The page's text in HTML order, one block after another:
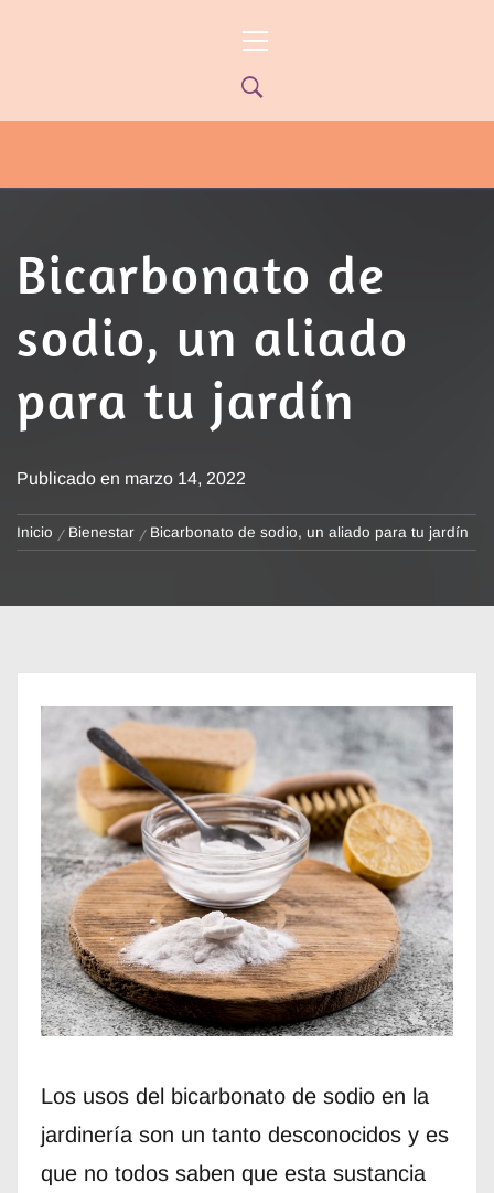
principal
ONCE PARANÁ YOUTUBE/PYPNEWS –
Bicarbonato de
sodio, un aliado
para tu jardín
Publicado en marzo 14, 2022
Inicio Bienestar Bicarbonato de sodio, un aliado para tu jardín
Los usos del bicarbonato de sodio en la
jardinería son un tanto desconocidos y es
que no todos saben que esta sustancia